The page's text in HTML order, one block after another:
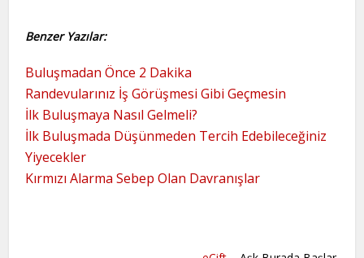
Benzer Yazılar:
Buluşmadan Önce 2 Dakika
Randevularınız İş Görüşmesi Gibi Geçmesin
İlk Buluşmaya Nasıl Gelmeli?
İlk Buluşmada Düşünmeden Tercih Edebileceğiniz
Yiyecekler
Kırmızı Alarma Sebep Olan Davranışlar